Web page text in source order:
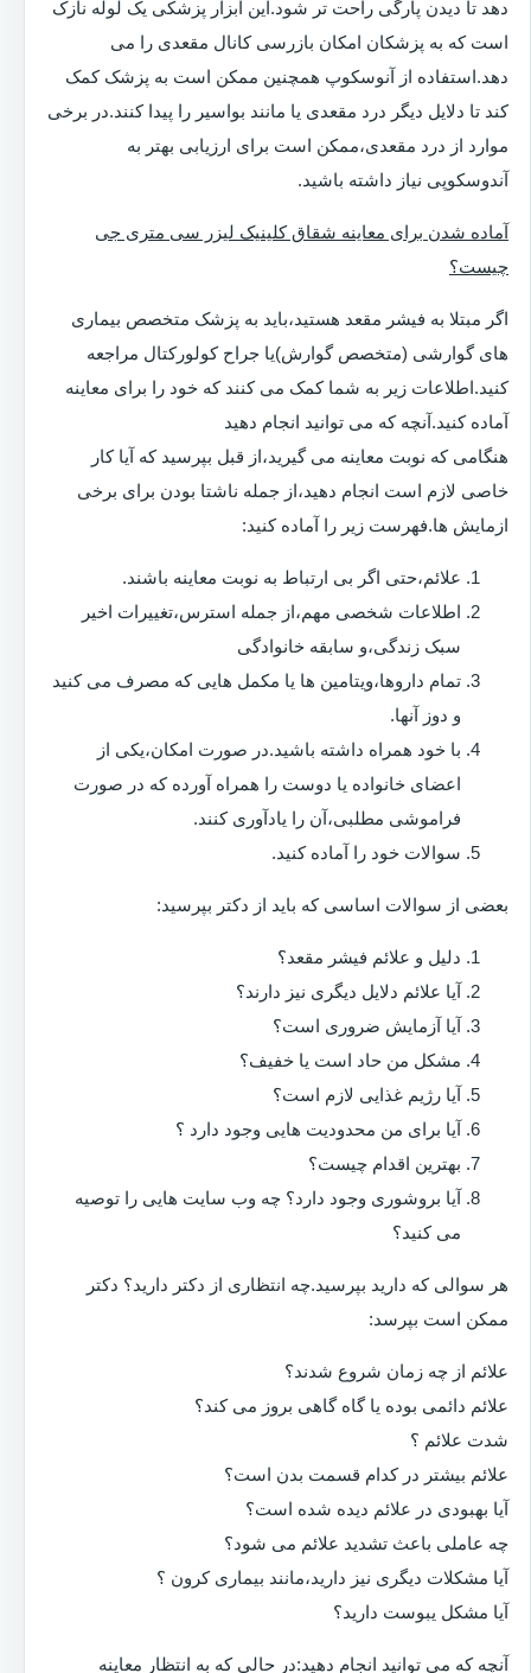
دهد تا دیدن پارگی راحت تر شود.این ابزار پزشکی یک لوله نازک
است که به پزشکان امکان بازرسی کانال مقعدی را می
دهد.استفاده از آنوسکوپ همچنین ممکن است به پزشک کمک
کند تا دلایل دیگر درد مقعدی یا مانند بواسیر را پیدا کنند.در برخی
موارد از درد مقعدی،ممکن است برای ارزیابی بهتر به
آندوسکوپی نیاز داشته باشید.
آماده شدن برای معاینه شقاق کلینیک لیزر سی متری جی
چیست؟
اگر مبتلا به فیشر مقعد هستید،باید به پزشک متخصص بیماری
های گوارشی (متخصص گوارش)یا جراح کولورکتال مراجعه
کنید.اطلاعات زیر به شما کمک می کنند که خود را برای معاینه
آماده کنید.آنچه که می توانید انجام دهید
هنگامی که نوبت معاینه می گیرید،از قبل بپرسید که آیا کار
خاصی لازم است انجام دهید،از جمله ناشتا بودن برای برخی
ازمایش ها.فهرست زیر را آماده کنید:
علائم،حتی اگر بی ارتباط به نوبت معاینه باشند.
اطلاعات شخصی مهم،از جمله استرس،تغییرات اخیر
سبک زندگی،و سابقه خانوادگی
تمام داروها،ویتامین ها یا مکمل هایی که مصرف می کنید
و دوز آنها.
با خود همراه داشته باشید.در صورت امکان،یکی از
اعضای خانواده یا دوست را همراه آورده که در صورت
فراموشی مطلبی،آن را یادآوری کنند.
سوالات خود را آماده کنید.
بعضی از سوالات اساسی که باید از دکتر بپرسید:
دلیل و علائم فیشر مقعد؟
آیا علائم دلایل دیگری نیز دارند؟
آیا آزمایش ضروری است؟
مشکل من حاد است یا خفیف؟
آیا رژیم غذایی لازم است؟
آیا برای من محدودیت هایی وجود دارد ؟
بهترین اقدام چیست؟
آیا بروشوری وجود دارد؟ چه وب سایت هایی را توصیه
می کنید؟
هر سوالی که دارید بپرسید.چه انتظاری از دکتر دارید؟ دکتر
ممکن است بپرسد:
علائم از چه زمان شروع شدند؟
علائم دائمی بوده یا گاه گاهی بروز می کند؟
شدت علائم ؟
علائم بیشتر در کدام قسمت بدن است؟
آیا بهبودی در علائم دیده شده است؟
چه عاملی باعث تشدید علائم می شود؟
آیا مشکلات دیگری نیز دارید،مانند بیماری کرون ؟
آیا مشکل یبوست دارید؟
آنچه که می توانید انجام دهید:در حالی که به انتظار معاینه